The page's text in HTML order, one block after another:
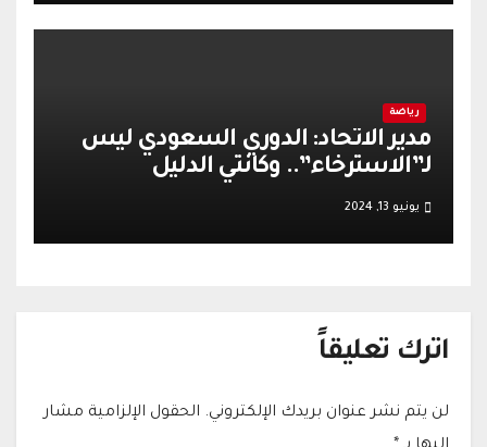
رياضة
مدير الاتحاد: الدوري السعودي ليس
لـ”الاسترخاء”.. وكانتي الدليل
يونيو 13, 2024
اترك تعليقاً
لن يتم نشر عنوان بريدك الإلكتروني. الحقول الإلزامية مشار